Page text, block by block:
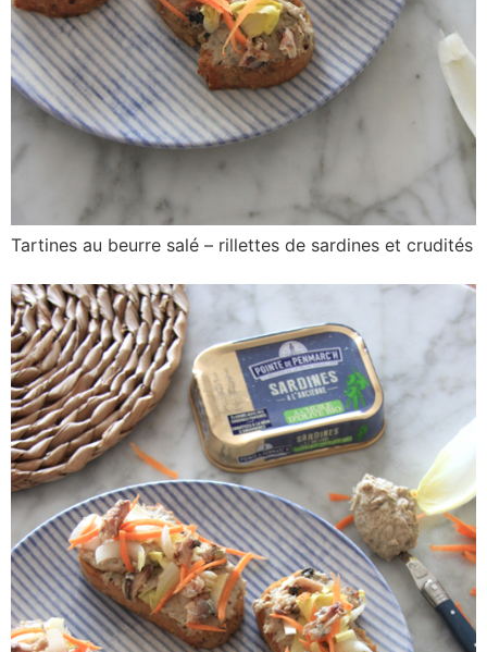
Tartines au beurre salé – rillettes de sardines et crudités